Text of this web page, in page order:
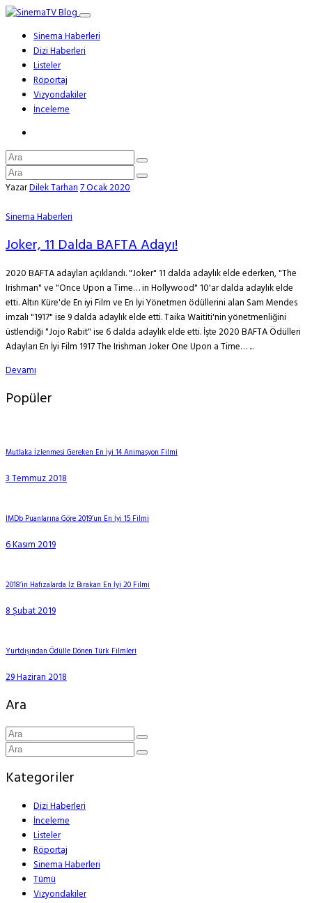
Sinema Haberleri
Dizi Haberleri
Listeler
Röportaj
Vizyondakiler
İnceleme
YazarDilek Tarhan7 Ocak 2020
Sinema Haberleri
Joker, 11 Dalda BAFTA Adayı!
2020 BAFTA adayları açıklandı. "Joker" 11 dalda adaylık elde ederken, "The
Irishman" ve "Once Upon a Time… in Hollywood" 10'ar dalda adaylık elde
etti. Altın Küre'de En iyi Film ve En İyi Yönetmen ödüllerini alan Sam Mendes
imzalı "1917" ise 9 dalda adaylık elde etti. Taika Waititi'nin yönetmenliğini
üstlendiği "Jojo Rabit" ise 6 dalda adaylık elde etti. İşte 2020 BAFTA Ödülleri
Adayları En İyi Film 1917 The Irishman Joker One Upon a Time… ...
Devamı
Popüler
Mutlaka İzlenmesi Gereken En İyi 14 Animasyon Filmi
3 Temmuz 2018
IMDb Puanlarına Göre 2019’un En İyi 15 Filmi
6 Kasım 2019
2018’in Hafızalarda İz Bırakan En İyi 20 Filmi
8 Şubat 2019
Yurtdışından Ödülle Dönen Türk Filmleri
29 Haziran 2018
Ara
Kategoriler
Dizi Haberleri
İnceleme
Listeler
Röportaj
Sinema Haberleri
Tümü
Vizyondakiler